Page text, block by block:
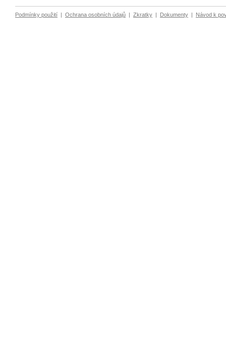
Podmínky použití | Ochrana osobních údajů | Zkratky | Dokumenty | Návod k